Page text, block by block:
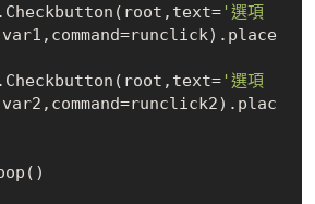
'選項
'選項